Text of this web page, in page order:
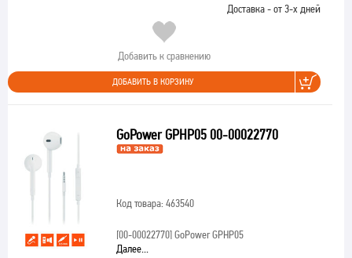
Доставка - от 3-х дней
Добавить к сравнению
ДОБАВИТЬ В КОРЗИНУ
GoPower GPHP05 00-00022770
Код товара: 463540
[00-00022770]GoPower GPHP05
Далее...